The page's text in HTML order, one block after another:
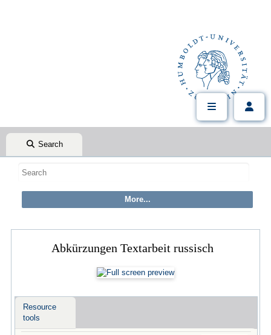
Search
Abkürzungen Textarbeit russisch
Resource
tools